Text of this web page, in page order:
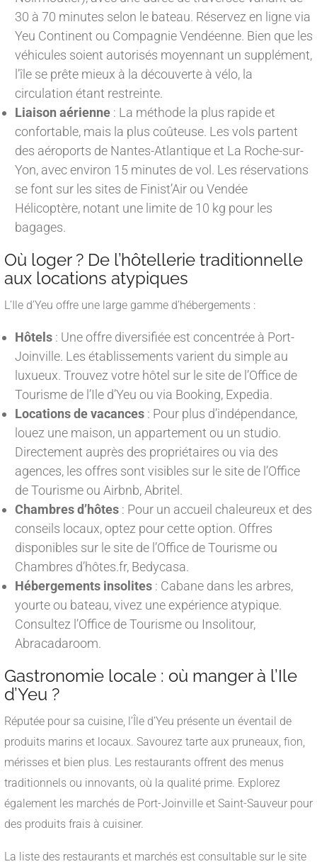
30 à 70 minutes selon le bateau. Réservez en ligne via
Yeu Continent ou Compagnie Vendéenne. Bien que les
véhicules soient autorisés moyennant un supplément,
l’île se prête mieux à la découverte à vélo, la
circulation étant restreinte.
Liaison aérienne : La méthode la plus rapide et
confortable, mais la plus coûteuse. Les vols partent
des aéroports de Nantes-Atlantique et La Roche-sur-
Yon, avec environ 15 minutes de vol. Les réservations
se font sur les sites de Finist’Air ou Vendée
Hélicoptère, notant une limite de 10 kg pour les
bagages.
Où loger ? De l’hôtellerie traditionnelle
aux locations atypiques
L’Ile d’Yeu offre une large gamme d’hébergements :
Hôtels : Une offre diversifiée est concentrée à Port-
Joinville. Les établissements varient du simple au
luxueux. Trouvez votre hôtel sur le site de l’Office de
Tourisme de l’Ile d’Yeu ou via Booking, Expedia.
Locations de vacances : Pour plus d’indépendance,
louez une maison, un appartement ou un studio.
Directement auprès des propriétaires ou via des
agences, les offres sont visibles sur le site de l’Office
de Tourisme ou Airbnb, Abritel.
Chambres d’hôtes : Pour un accueil chaleureux et des
conseils locaux, optez pour cette option. Offres
disponibles sur le site de l’Office de Tourisme ou
Chambres d’hôtes.fr, Bedycasa.
Hébergements insolites : Cabane dans les arbres,
yourte ou bateau, vivez une expérience atypique.
Consultez l’Office de Tourisme ou Insolitour,
Abracadaroom.
Gastronomie locale : où manger à l’Ile
d’Yeu ?
Réputée pour sa cuisine, l’Île d’Yeu présente un éventail de
produits marins et locaux. Savourez tarte aux pruneaux, fion,
mérisses et bien plus. Les restaurants offrent des menus
traditionnels ou innovants, où la qualité prime. Explorez
également les marchés de Port-Joinville et Saint-Sauveur pour
des produits frais à cuisiner.
La liste des restaurants et marchés est consultable sur le site